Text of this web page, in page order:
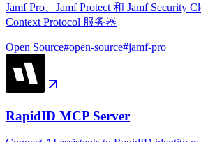
Jamf Pro、Jamf Protect 和 Jamf Security
Context Protocol 服务器
Open Source#open-source#jamf-pro
RapidID MCP Server